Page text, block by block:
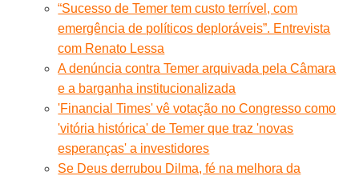
“Sucesso de Temer tem custo terrível, com
emergência de políticos deploráveis”. Entrevista
com Renato Lessa
A denúncia contra Temer arquivada pela Câmara
e a barganha institucionalizada
'Financial Times' vê votação no Congresso como
'vitória histórica' de Temer que traz 'novas
esperanças' a investidores
Se Deus derrubou Dilma, fé na melhora da